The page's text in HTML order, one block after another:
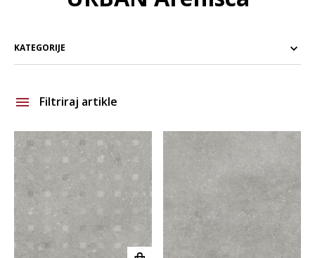
KATEGORIJE
Filtriraj artikle
Brand
Debljina
Format pločice